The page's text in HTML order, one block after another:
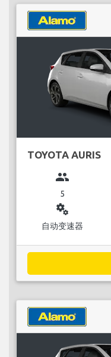
TOYOTA AURIS
group
5
miscellaneous_services
自动变速器